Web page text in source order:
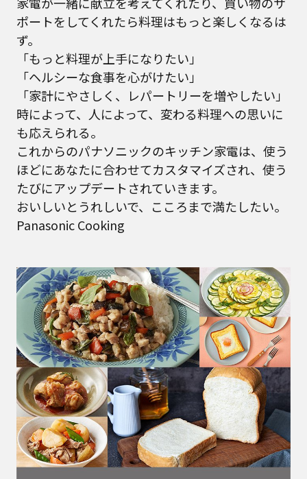
ポートをしてくれたら料理はもっと楽しくなるは
ず。
「もっと料理が上手になりたい」
「ヘルシーな食事を心がけたい」
「家計にやさしく、レパートリーを増やしたい」
時によって、人によって、変わる料理への思いに
も応えられる。
これからのパナソニックのキッチン家電は、使う
ほどにあなたに合わせてカスタマイズされ、使う
たびにアップデートされていきます。
おいしいとうれしいで、こころまで満たしたい。
Panasonic Cooking